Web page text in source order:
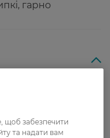
гарно
грн,
щоб забезпечити
та надати вам